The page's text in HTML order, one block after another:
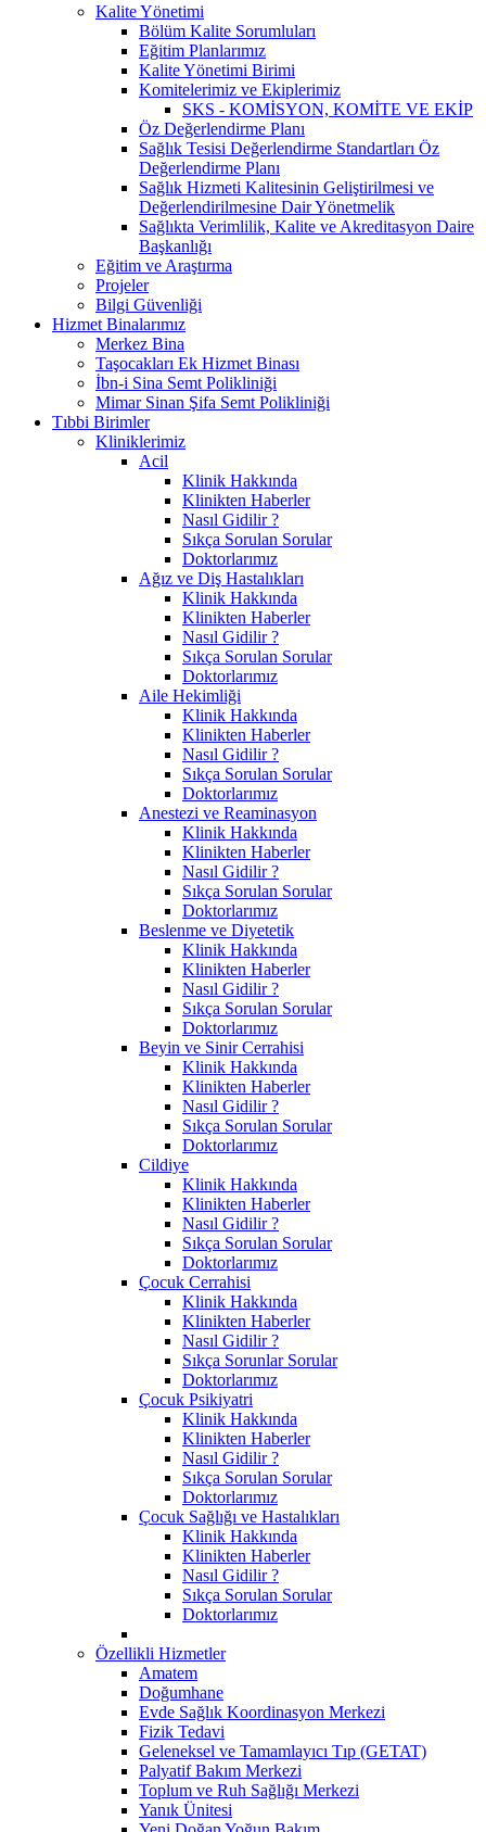
Kalite Yönetimi
Bölüm Kalite Sorumluları
Eğitim Planlarımız
Kalite Yönetimi Birimi
Komitelerimiz ve Ekiplerimiz
SKS - KOMİSYON, KOMİTE VE EKİP
Öz Değerlendirme Planı
Sağlık Tesisi Değerlendirme Standartları Öz
Değerlendirme Planı
Sağlık Hizmeti Kalitesinin Geliştirilmesi ve
Değerlendirilmesine Dair Yönetmelik
Sağlıkta Verimlilik, Kalite ve Akreditasyon Daire
Başkanlığı
Eğitim ve Araştırma
Projeler
Bilgi Güvenliği
Hizmet Binalarımız
Merkez Bina
Taşocakları Ek Hizmet Binası
İbn-i Sina Semt Polikliniği
Mimar Sinan Şifa Semt Polikliniği
Tıbbi Birimler
Kliniklerimiz
Acil
Klinik Hakkında
Klinikten Haberler
Nasıl Gidilir ?
Sıkça Sorulan Sorular
Doktorlarımız
Ağız ve Diş Hastalıkları
Klinik Hakkında
Klinikten Haberler
Nasıl Gidilir ?
Sıkça Sorulan Sorular
Doktorlarımız
Aile Hekimliği
Klinik Hakkında
Klinikten Haberler
Nasıl Gidilir ?
Sıkça Sorulan Sorular
Doktorlarımız
Anestezi ve Reaminasyon
Klinik Hakkında
Klinikten Haberler
Nasıl Gidilir ?
Sıkça Sorulan Sorular
Doktorlarımız
Beslenme ve Diyetetik
Klinik Hakkında
Klinikten Haberler
Nasıl Gidilir ?
Sıkça Sorulan Sorular
Doktorlarımız
Beyin ve Sinir Cerrahisi
Klinik Hakkında
Klinikten Haberler
Nasıl Gidilir ?
Sıkça Sorulan Sorular
Doktorlarımız
Cildiye
Klinik Hakkında
Klinikten Haberler
Nasıl Gidilir ?
Sıkça Sorulan Sorular
Doktorlarımız
Çocuk Cerrahisi
Klinik Hakkında
Klinikten Haberler
Nasıl Gidilir ?
Sıkça Sorunlar Sorular
Doktorlarımız
Çocuk Psikiyatri
Klinik Hakkında
Klinikten Haberler
Nasıl Gidilir ?
Sıkça Sorulan Sorular
Doktorlarımız
Çocuk Sağlığı ve Hastalıkları
Klinik Hakkında
Klinikten Haberler
Nasıl Gidilir ?
Sıkça Sorulan Sorular
Doktorlarımız
Özellikli Hizmetler
Amatem
Doğumhane
Evde Sağlık Koordinasyon Merkezi
Fizik Tedavi
Geleneksel ve Tamamlayıcı Tıp (GETAT)
Palyatif Bakım Merkezi
Toplum ve Ruh Sağlığı Merkezi
Yanık Ünitesi